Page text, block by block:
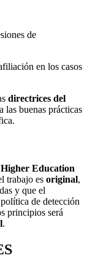
de
en los casos
directrices del
las buenas prácticas
Education
trabajo es original,
y que el
de detección
principios será
.